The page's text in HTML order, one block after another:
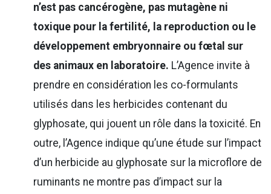
n’est pas cancérogène, pas mutagène ni
toxique pour la fertilité, la reproduction ou le
développement embryonnaire ou fœtal sur
des animaux en laboratoire. L’Agence invite à
prendre en considération les co-formulants
utilisés dans les herbicides contenant du
glyphosate, qui jouent un rôle dans la toxicité. En
outre, l’Agence indique qu’une étude sur l’impact
d’un herbicide au glyphosate sur la microflore de
ruminants ne montre pas d’impact sur la